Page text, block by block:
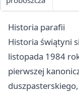
Historia parafii
Historia świątyni
listopada 1984
pierwszej